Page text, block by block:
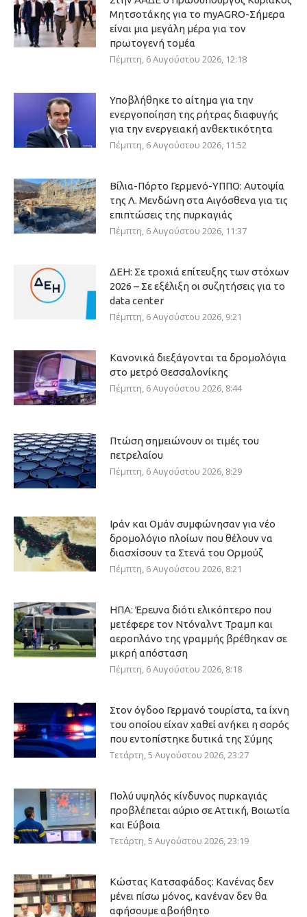
Μητσοτάκης για το myAGRO-Σήμερα
είναι μια μεγάλη μέρα για τον
πρωτογενή τομέα
Πέμπτη, 6 Αυγούστου 2026, 12:18
Υποβλήθηκε το αίτημα για την
ενεργοποίηση της ρήτρας διαφυγής
για την ενεργειακή ανθεκτικότητα
Πέμπτη, 6 Αυγούστου 2026, 11:52
Βίλια-Πόρτο Γερμενό-ΥΠΠΟ: Αυτοψία
της Λ. Μενδώνη στα Αιγόσθενα για τις
επιπτώσεις της πυρκαγιάς
Πέμπτη, 6 Αυγούστου 2026, 11:37
ΔΕΗ: Σε τροχιά επίτευξης των στόχων
2026 – Σε εξέλιξη οι συζητήσεις για το
data center
Πέμπτη, 6 Αυγούστου 2026, 9:21
Κανονικά διεξάγονται τα δρομολόγια
στο μετρό Θεσσαλονίκης
Πέμπτη, 6 Αυγούστου 2026, 8:44
Πτώση σημειώνουν οι τιμές του
πετρελαίου
Πέμπτη, 6 Αυγούστου 2026, 8:29
Ιράν και Ομάν συμφώνησαν για νέο
δρομολόγιο πλοίων που θέλουν να
διασχίσουν τα Στενά του Ορμούζ
Πέμπτη, 6 Αυγούστου 2026, 8:21
ΗΠΑ: Έρευνα διότι ελικόπτερο που
μετέφερε τον Ντόναλντ Τραμπ και
αεροπλάνο της γραμμής βρέθηκαν σε
μικρή απόσταση
Πέμπτη, 6 Αυγούστου 2026, 8:18
Στον όγδοο Γερμανό τουρίστα, τα ίχνη
του οποίου είχαν χαθεί ανήκει η σορός
που εντοπίστηκε δυτικά της Σύμης
Τετάρτη, 5 Αυγούστου 2026, 23:27
Πολύ υψηλός κίνδυνος πυρκαγιάς
προβλέπεται αύριο σε Αττική, Βοιωτία
και Εύβοια
Τετάρτη, 5 Αυγούστου 2026, 23:19
Κώστας Κατσαφάδος: Κανένας δεν
μένει πίσω μόνος, κανέναν δεν θα
αφήσουμε αβοήθητο